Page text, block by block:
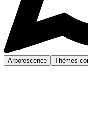
Arborescence Thèmes